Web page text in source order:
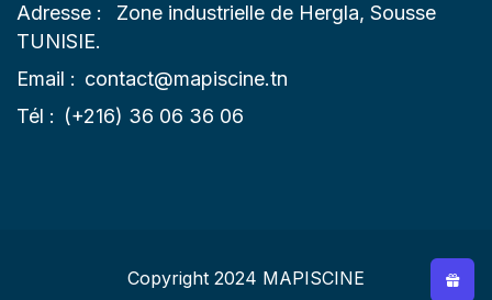
Adresse :
Zone industrielle de Hergla, Sousse
TUNISIE.
Email : contact@mapiscine.tn
Tél : (+216) 36 06 36 06
Copyright 2024 MAPISCINE